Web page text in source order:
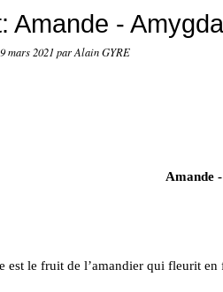
Amande -
mars 2021par Alain GYRE
Amande
est le fruit de l’amandier qui fleurit en